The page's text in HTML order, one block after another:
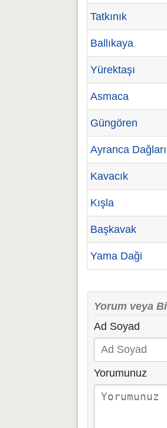
Tatkınık
Ballıkaya
Yürektaşı
Asmaca
Güngören
Ayranca Dağları
Kavacık
Kışla
Başkavak
Yama Daği
Yorum veya
Ad Soyad
Yorumunuz